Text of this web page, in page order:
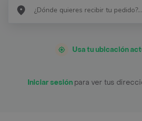
Usa tu ubicación
Iniciar sesión para ver tus